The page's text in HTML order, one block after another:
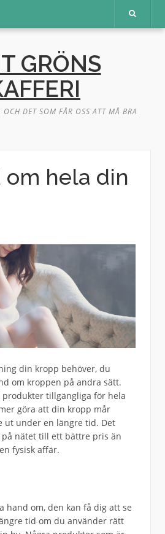
GRÖNS
DET SOM FÅR OSS ATT MÅ BRA
om hela din
din kropp behöver, du
om kroppen på andra sätt.
produkter tillgängliga för hela
göra att din kropp mår
ut under en längre tid. Det
nätet till ett bättre pris än
fysisk affär.
hand om, den kan få dig att se
tid om du använder rätt